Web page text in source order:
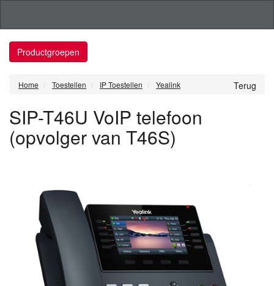
Productgroepen
Terug
Home Toestellen IP Toestellen Yealink
SIP-T46U VoIP telefoon
(opvolger van T46S)